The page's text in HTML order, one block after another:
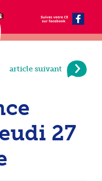
article suivant
27